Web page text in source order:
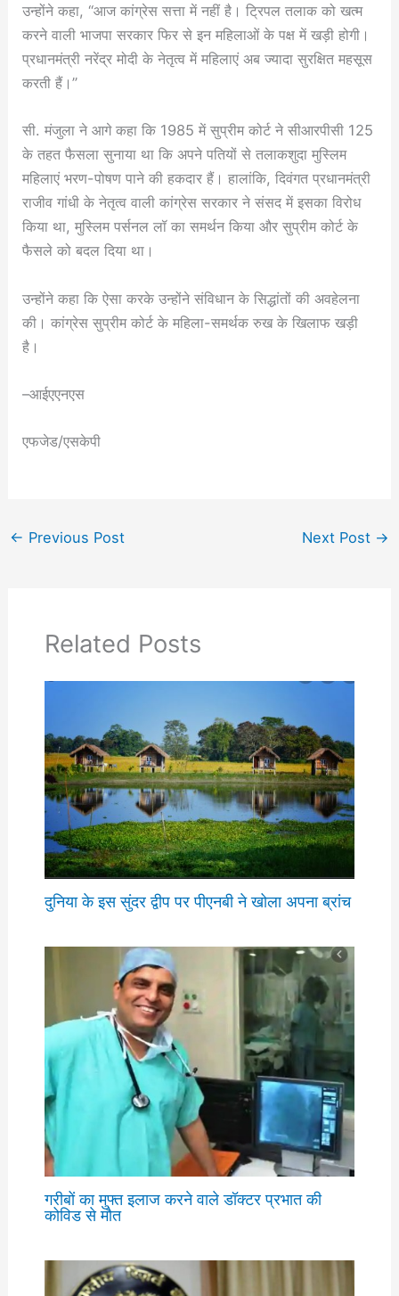
उन्होंने कहा, “आज कांग्रेस सत्ता में नहीं है। ट्रिपल तलाक को खत्म
करने वाली भाजपा सरकार फिर से इन महिलाओं के पक्ष में खड़ी होगी।
प्रधानमंत्री नरेंद्र मोदी के नेतृत्व में महिलाएं अब ज्यादा सुरक्षित महसूस
करती हैं।”
सी. मंजुला ने आगे कहा कि 1985 में सुप्रीम कोर्ट ने सीआरपीसी 125
के तहत फैसला सुनाया था कि अपने पतियों से तलाकशुदा मुस्लिम
महिलाएं भरण-पोषण पाने की हकदार हैं। हालांकि, दिवंगत प्रधानमंत्री
राजीव गांधी के नेतृत्व वाली कांग्रेस सरकार ने संसद में इसका विरोध
किया था, मुस्लिम पर्सनल लॉ का समर्थन किया और सुप्रीम कोर्ट के
फैसले को बदल दिया था।
उन्होंने कहा कि ऐसा करके उन्होंने संविधान के सिद्धांतों की अवहेलना
की। कांग्रेस सुप्रीम कोर्ट के महिला-समर्थक रुख के खिलाफ खड़ी
है।
–आईएएनएस
एफजेड/एसकेपी
← Previous Post Next Post →
Related Posts
दुनिया के इस सुंदर द्वीप पर पीएनबी ने खोला अपना ब्रांच
गरीबों का मुफ्त इलाज करने वाले डॉक्टर प्रभात की
कोविड से मौत